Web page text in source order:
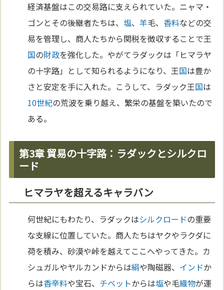
経済基盤はこの交易路に支えられていた。ニャマ・
ゴンとその後継者たちは、 塩、羊毛、 香料などの交
易を管理し、商人たちから関税を徴収することで王
国の財政を強化した。やがてラダックは「ヒマラヤ
の十字路」として知られるようになり、王国は豊か
さと安定を手に入れた。こうして、ラダック王国は
10世紀の荒波を乗り越え、繁栄の基盤を築いたので
ある。
第3章 貿易の十字路：ラダックとシルクロ
ード
ヒマラヤを超えるキャラバン
何世紀にもわたり、ラダックはシルクロードの重要
な支線に位置していた。商人たちはヤクやラクダに
荷を積み、砂漠や峠を越えてここへやってきた。カ
シュガルやヤルカンドからは絹や陶磁器、 インドか
らは香辛料や宝石、 チベットからは塩や毛織物が運